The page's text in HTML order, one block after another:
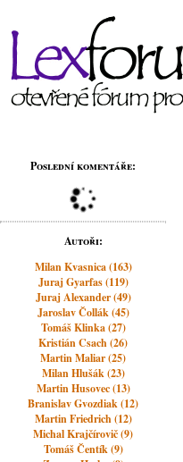
Poslední komentáře:
Autoři:
Milan Kvasnica (163)
Juraj Gyarfas (119)
Juraj Alexander (49)
Jaroslav Čollák (45)
Tomáš Klinka (27)
Kristián Csach (26)
Martin Maliar (25)
Milan Hlušák (23)
Martin Husovec (13)
Branislav Gvozdiak (12)
Martin Friedrich (12)
Michal Krajčírovič (9)
Tomáš Čentík (9)